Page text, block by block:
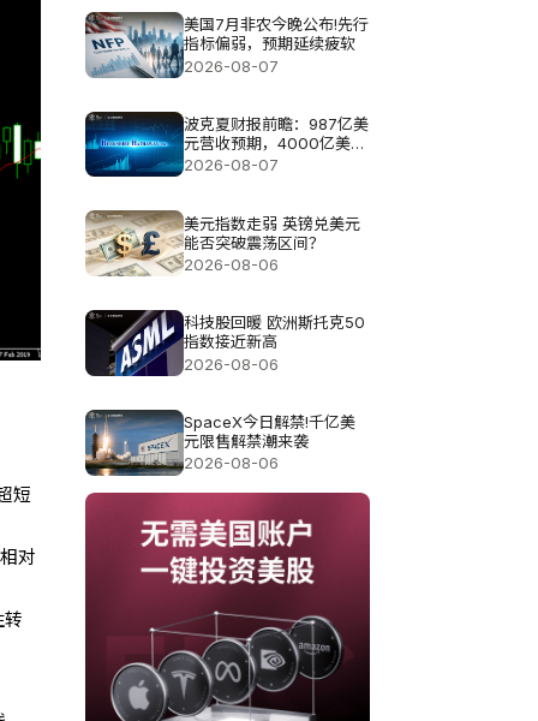
短
对
转
美国7月非农今晚公布!先行
指标偏弱，预期延续疲软
2026-08-07
波克夏财报前瞻：987亿美
元营收预期，4000亿美元
现金如何布局?
2026-08-07
美元指数走弱 英镑兑美元
能否突破震荡区间？
2026-08-06
科技股回暖 欧洲斯托克50
指数接近新高
2026-08-06
SpaceX今日解禁!千亿美
元限售解禁潮来袭
2026-08-06